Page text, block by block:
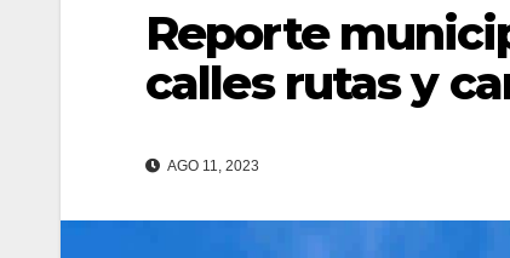
Reporte
calles rutas y
AGO 11, 2023